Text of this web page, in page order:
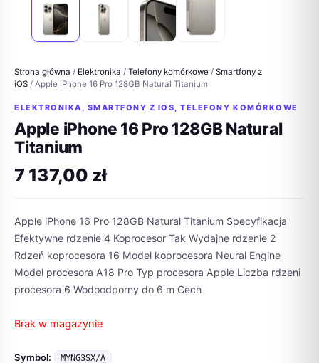
Strona główna / Elektronika / Telefony komórkowe / Smartfony z
iOS / Apple iPhone 16 Pro 128GB Natural Titanium
ELEKTRONIKA , SMARTFONY Z IOS,TELEFONY KOMÓRKOWE
Apple iPhone 16 Pro 128GB Natural
Titanium
7 137,00 zł
Apple iPhone 16 Pro 128GB Natural Titanium Specyfikacja
Efektywne rdzenie 4 Koprocesor Tak Wydajne rdzenie 2
Rdzeń koprocesora 16 Model koprocesora Neural Engine
Model procesora A18 Pro Typ procesora Apple Liczba rdzeni
procesora 6 Wodoodporny do 6 m Cech
Brak w magazynie
Symbol: MYNG3SX/A